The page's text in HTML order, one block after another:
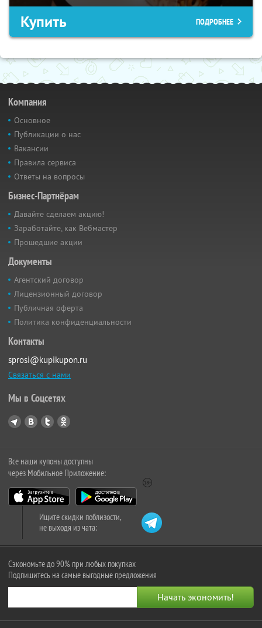
Купить ПОДРОБНЕЕ
Компания
Основное
Публикации о нас
Вакансии
Правила сервиса
Ответы на вопросы
Бизнес-Партнёрам
Давайте сделаем акцию!
Заработайте, как Вебмастер
Прошедшие акции
Документы
Агентский договор
Лицензионный договор
Публичная оферта
Политика конфиденциальности
Контакты
sprosi@kupikupon.ru
Связаться с нами
Мы в Соцсетях
Все наши купоны доступны
через Мобильное Приложение:
Ищите скидки поблизости,
не выходя из чата:
Сэкономьте до 90% при любых покупках
Подпишитесь на самые выгодные предложения